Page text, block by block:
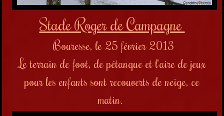
Stade Roger de Campagne
Bouresse, le 25 février 2013
Le terrain de foot, de pétanque et l'aire de jeux
pour les enfants sont recouverts de neige, ce
matin.